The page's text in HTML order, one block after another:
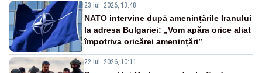
23 iul. 2026, 13:48
NATO intervine după amenințările Iranului
la adresa Bulgariei: „Vom apăra orice aliat
împotriva oricărei amenințări”
22 iul. 2026, 10:11